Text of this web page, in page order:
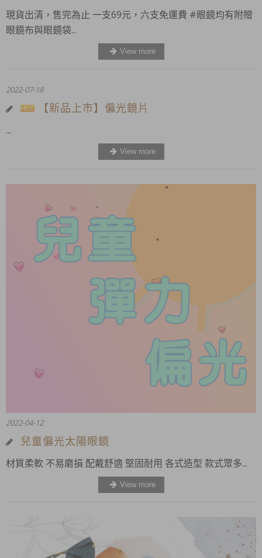
現貨出清，售完為止 一支69元，六支免運費 #眼鏡均有附贈
眼鏡布與眼鏡袋...
2022-07-18
【新品上市】偏光鏡片
...
2022-04-12
兒童偏光太陽眼鏡
材質柔軟 不易磨損 配戴舒適 堅固耐用 各式造型 款式眾多...